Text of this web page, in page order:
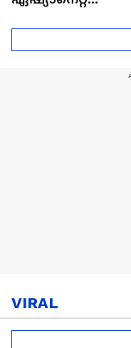
VIRAL